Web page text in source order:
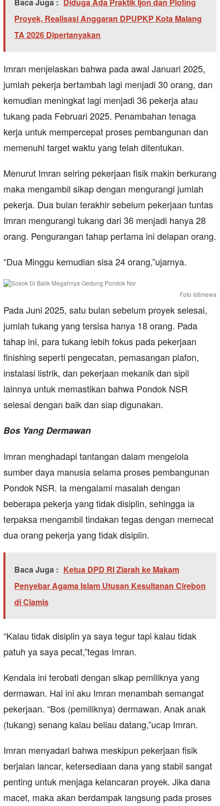
Proyek, Realisasi Anggaran DPUPKP Kota Malang
TA 2026 Dipertanyakan
Imran menjelaskan bahwa pada awal Januari 2025,
jumlah pekerja bertambah lagi menjadi 30 orang, dan
kemudian meningkat lagi menjadi 36 pekerja atau
tukang pada Februari 2025. Penambahan tenaga
kerja untuk mempercepat proses pembangunan dan
memenuhi target waktu yang telah ditentukan.
Menurut Imran seiring pekerjaan fisik makin berkurang
maka mengambil sikap dengan mengurangi jumlah
pekerja. Dua bulan terakhir sebelum pekerjaan tuntas
Imran mengurangi tukang dari 36 menjadi hanya 28
orang. Pengurangan tahap pertama ini delapan orang.
“Dua Minggu kemudian sisa 24 orang,”ujarnya.
Foto Istimewa
Pada Juni 2025, satu bulan sebelum proyek selesai,
jumlah tukang yang tersisa hanya 18 orang. Pada
tahap ini, para tukang lebih fokus pada pekerjaan
finishing seperti pengecatan, pemasangan plafon,
instalasi listrik, dan pekerjaan mekanik dan sipil
lainnya untuk memastikan bahwa Pondok NSR
selesai dengan baik dan siap digunakan.
Bos Yang Dermawan
Imran menghadapi tantangan dalam mengelola
sumber daya manusia selama proses pembangunan
Pondok NSR. Ia mengalami masalah dengan
beberapa pekerja yang tidak disiplin, sehingga ia
terpaksa mengambil tindakan tegas dengan memecat
dua orang pekerja yang tidak disiplin.
Baca Juga : Ketua DPD RI Ziarah ke Makam
Penyebar Agama Islam Utusan Kesultanan Cirebon
di Ciamis
“Kalau tidak disiplin ya saya tegur tapi kalau tidak
patuh ya saya pecat,”tegas Imran.
Kendala ini terobati dengan sikap pemiliknya yang
dermawan. Hal ini aku Imran menambah semangat
pekerjaan. “Bos (pemiliknya) dermawan. Anak anak
(tukang) senang kalau beliau datang,”ucap Imran.
Imran menyadari bahwa meskipun pekerjaan fisik
berjalan lancar, ketersediaan dana yang stabil sangat
penting untuk menjaga kelancaran proyek. Jika dana
macet, maka akan berdampak langsung pada proses